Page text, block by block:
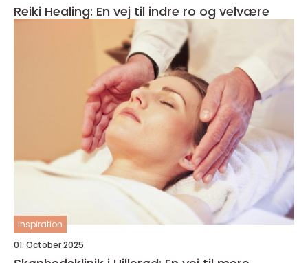
Reiki Healing: En vej til indre ro og velvære
inspiration
01. October 2025